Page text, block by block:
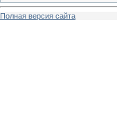
Полная версия сайта